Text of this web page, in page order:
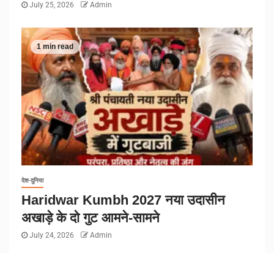
July 25, 2026 Admin
1 min read
देश-दुनिया
Haridwar Kumbh 2027 नया उदासीन
अखाड़े के दो गुट आमने-सामने
July 24, 2026 Admin